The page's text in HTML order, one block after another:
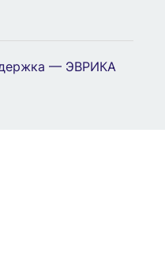
— ЭВРИКА